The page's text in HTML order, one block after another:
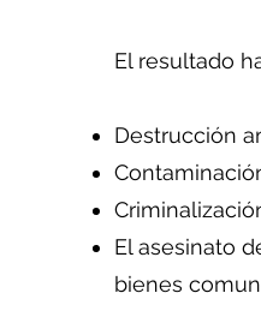
El resultado
Destrucción
El asesinato
bienes